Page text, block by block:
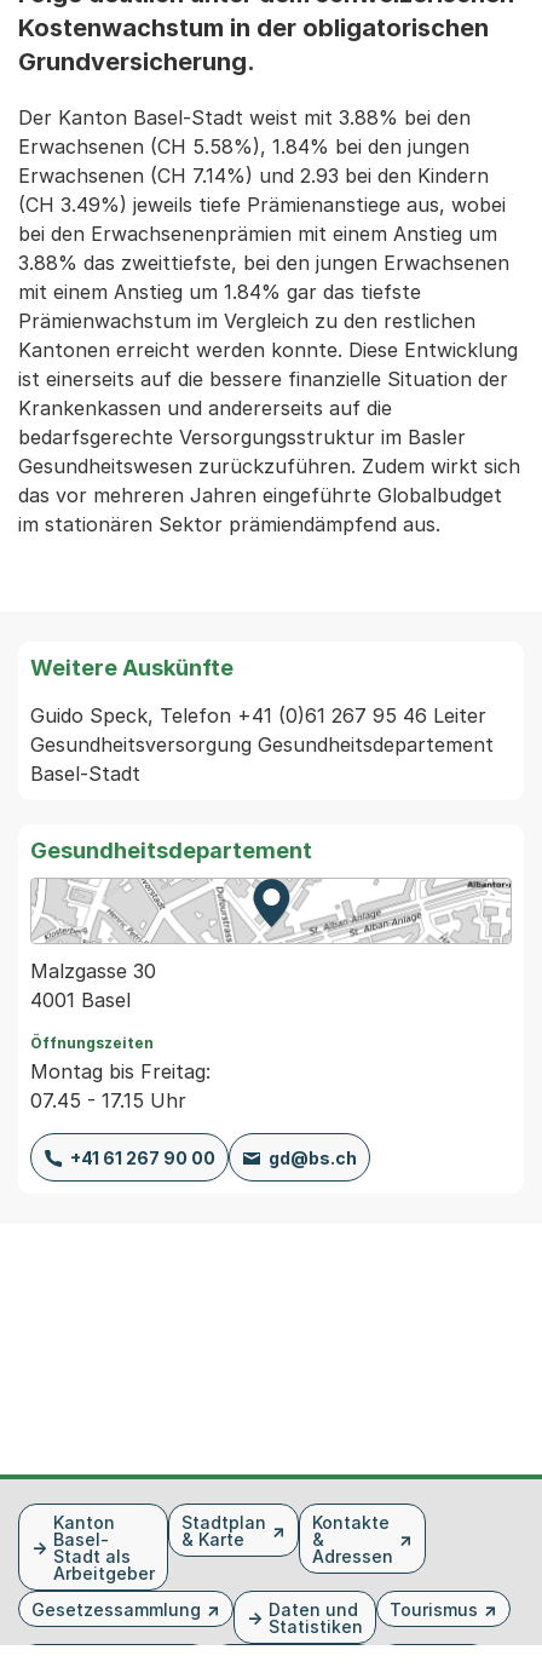
Kostenwachstum in der obligatorischen
Grundversicherung.
Der Kanton Basel-Stadt weist mit 3.88% bei den
Erwachsenen (CH 5.58%), 1.84% bei den jungen
Erwachsenen (CH 7.14%) und 2.93 bei den Kindern
(CH 3.49%) jeweils tiefe Prämienanstiege aus, wobei
bei den Erwachsenenprämien mit einem Anstieg um
3.88% das zweittiefste, bei den jungen Erwachsenen
mit einem Anstieg um 1.84% gar das tiefste
Prämienwachstum im Vergleich zu den restlichen
Kantonen erreicht werden konnte. Diese Entwicklung
ist einerseits auf die bessere finanzielle Situation der
Krankenkassen und andererseits auf die
bedarfsgerechte Versorgungsstruktur im Basler
Gesundheitswesen zurückzuführen. Zudem wirkt sich
das vor mehreren Jahren eingeführte Globalbudget
im stationären Sektor prämiendämpfend aus.
Weitere Auskünfte
Guido Speck, Telefon +41 (0)61 267 95 46 Leiter
Gesundheitsversorgung Gesundheitsdepartement
Basel-Stadt
Gesundheitsdepartement
Zur Karte von MapBS.
Externer Link, wird in einem
Malzgasse 30
4001 Basel
Öffnungszeiten
Montag bis Freitag:
07.45 - 17.15 Uhr
+41 61 267 90 00 gd@bs.ch
FusszeileKanton
Basel-
Stadt als
Arbeitgeber
Stadtplan
& Karte
Kontakte
&
Adressen
Gesetzessammlung
Daten und
Statistiken
Tourismus